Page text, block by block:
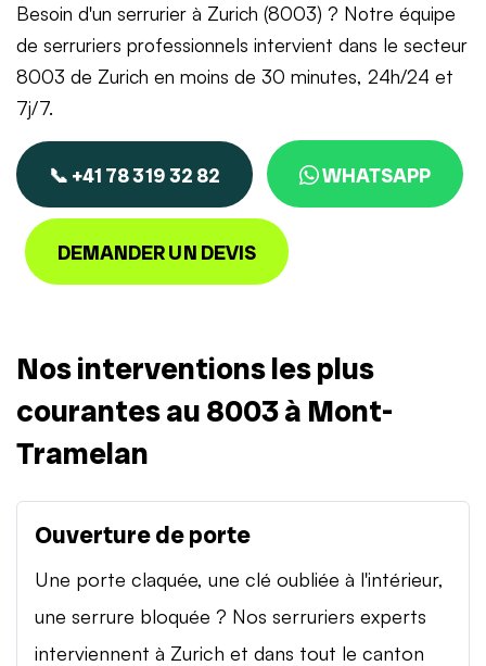
Besoin d'un serrurier à Zurich (8003) ? Notre équipe
de serruriers professionnels intervient dans le secteur
8003 de Zurich en moins de 30 minutes, 24h/24 et
7j/7.
📞 +41 78 319 32 82 WHATSAPP
DEMANDER UN DEVIS
Nos interventions les plus
courantes au 8003 à Mont-
Tramelan
Ouverture de porte
Une porte claquée, une clé oubliée à l'intérieur,
une serrure bloquée ? Nos serruriers experts
interviennent à Zurich et dans tout le canton